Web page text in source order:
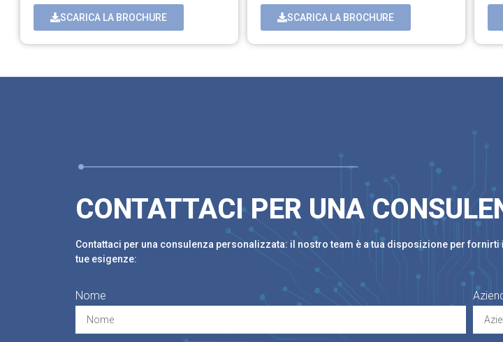
SCARICA LA BROCHURE SCARICA LA BROCHURE
CONTATTACI PER UNA
Contattaci per una consulenza personalizzata: il nostro team è a tua disposizione per
tue esigenze:
Nome